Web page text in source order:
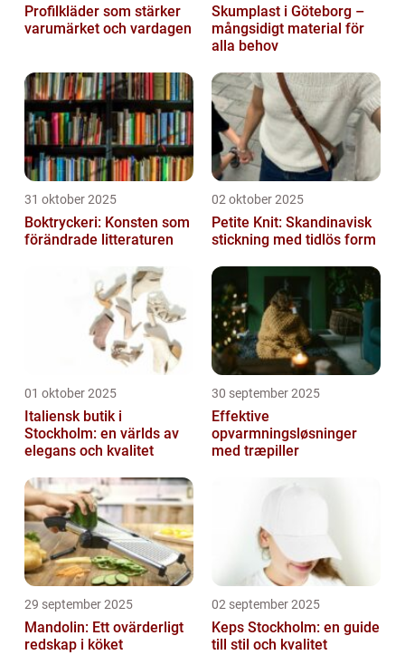
Profilkläder som stärker
varumärket och vardagen
Skumplast i Göteborg –
mångsidigt material för
alla behov
31 oktober 2025
Boktryckeri: Konsten som
förändrade litteraturen
02 oktober 2025
Petite Knit: Skandinavisk
stickning med tidlös form
01 oktober 2025
Italiensk butik i
Stockholm: en världs av
elegans och kvalitet
30 september 2025
Effektive
opvarmningsløsninger
med træpiller
29 september 2025
Mandolin: Ett ovärderligt
redskap i köket
02 september 2025
Keps Stockholm: en guide
till stil och kvalitet